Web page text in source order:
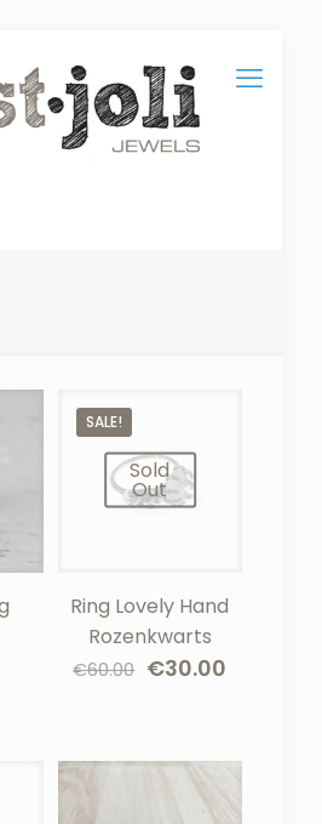
SALE!
Sold
Out
Ring Lovely Hand
Rozenkwarts
€60.00 Oorspronkelijke
€30.00